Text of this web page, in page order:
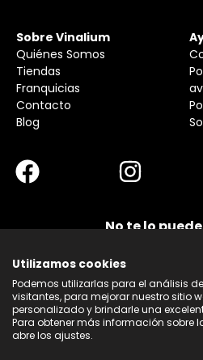
Sobre Vinalium
Quiénes Somos
Tiendas
Franquicias
Contacto
Blog
No te lo
ninguna de nuestras
Acepto los términos y
Utilizamos cookies
Podemos utilizarlas para el análisis
visitantes, para mejorar nuestro sitio
personalizado y brindarle una
Para obtener más información sobre
abre los ajustes.